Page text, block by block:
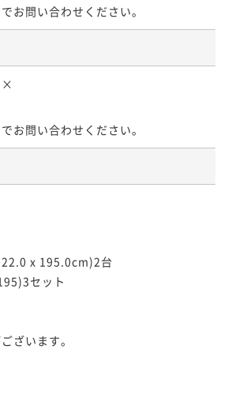
お問い合わせください。
×
お問い合わせください。
x 195.0cm)2台
セット
ざいます。